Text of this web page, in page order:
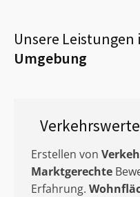
Unsere Leistungen
Umgebung
Erstellen von
Marktgerechte
Erfahrung.